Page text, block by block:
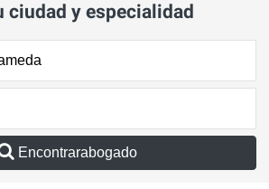
ciudad y especialidad
Encontrarabogado